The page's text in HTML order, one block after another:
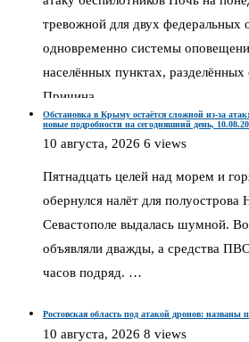
тревожной для двух федеральных
одновременно системы
населённых пунктах,
Причина …
Обстановка в Крыму остаётся сложной из-за
новые подробности на сегодняшний день,
10 августа, 2026 6 views
Пятнадцать целей над морем и
обернулся налёт для полуострова
Севастополе выдалась шумной.
объявляли дважды, а средства
часов подряд. …
Ростовская область под атакой дронов: названы
10 августа, 2026 8 views